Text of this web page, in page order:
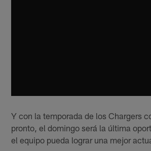
Y con la temporada de los Chargers
pronto, el domingo será la última
el equipo pueda lograr una mejor